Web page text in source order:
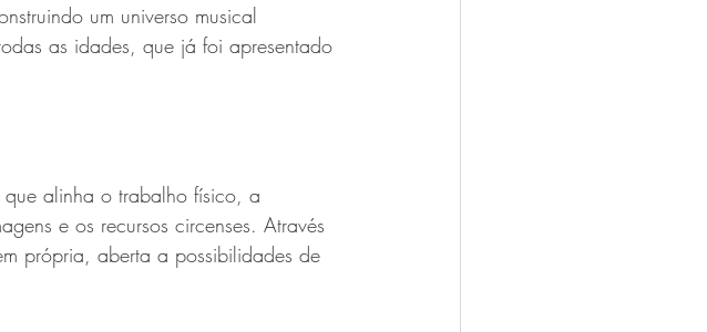
um universo musical
as idades, que já foi apresentado
que alinha o trabalho físico, a
e os recursos circenses. Através
própria, aberta a possibilidades de